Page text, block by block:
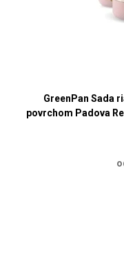
GreenPan Sada
povrchom Padova